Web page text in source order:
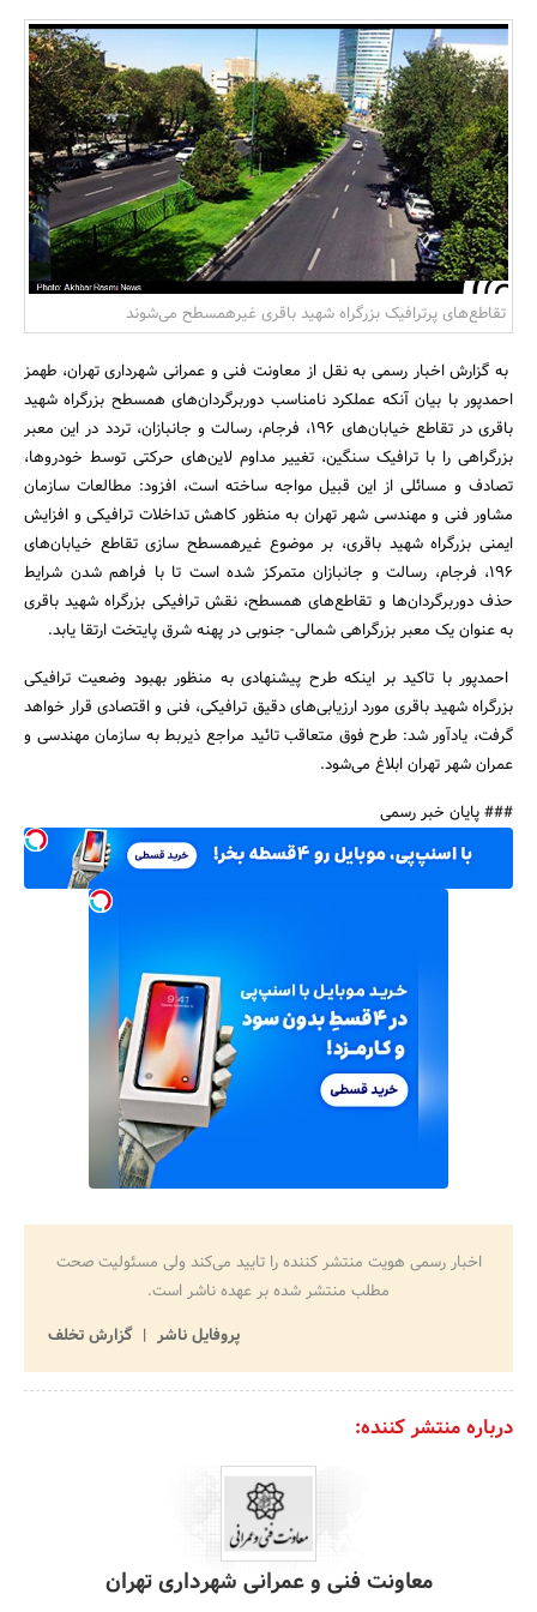
بانک، بیمه و سرمایه
مسکن و ساختمان
جستجو
تقاطع‌های پرترافیک بزرگراه شهید باقری غیرهمسطح می‌شوند
به گزارش اخبار رسمی به نقل از معاونت فنی و عمرانی شهرداری تهران، طهمز
احمدپور با بیان آنکه عملکرد نامناسب دوربرگردان‌های همسطح بزرگراه شهید
باقری در تقاطع خیابان‌های 196، فرجام، رسالت و جانبازان، تردد در این معبر
بزرگراهی را با ترافیک سنگین، تغییر مداوم لاین‌های حرکتی توسط خودروها،
تصادف و مسائلی از این قبیل مواجه ساخته است، افزود: مطالعات سازمان
مشاور فنی و مهندسی شهر تهران به منظور کاهش تداخلات ترافیکی و افزایش
ایمنی بزرگراه شهید باقری، بر موضوع غیرهمسطح سازی تقاطع‌ خیابان‌های
196، فرجام، رسالت و جانبازان متمرکز شده است تا با فراهم شدن شرایط
حذف دوربرگردان‌ها و تقاطع‌های همسطح، نقش ترافیکی بزرگراه شهید باقری
به عنوان یک معبر بزرگراهی شمالی‌- جنوبی در پهنه شرق پایتخت ارتقا یابد.
احمدپور با تاکید بر اینکه طرح پیشنهادی به منظور بهبود وضعیت ترافیکی
بزرگراه شهید باقری مورد ارزیابی‌های دقیق ترافیکی، فنی و اقتصادی قرار خواهد
گرفت، یادآور شد: طرح فوق متعاقب تائید مراجع ذیربط به سازمان مهندسی و
عمران شهر تهران ابلاغ می‌شود.
### پایان خبر رسمی
اخبار رسمی هویت منتشر کننده را تایید می‌کند ولی مسئولیت صحت
مطلب منتشر شده بر عهده ناشر است.
پروفایل ناشر
گزارش تخلف
درباره منتشر کننده:
معاونت فنی و عمرانی شهرداری تهران